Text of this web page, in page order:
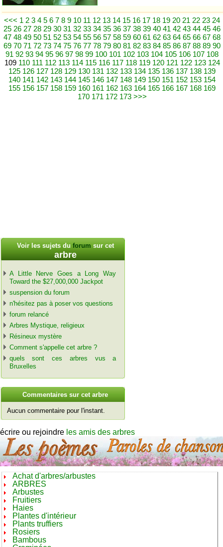
<<< 1 2 3 4 5 6 7 8 9 10 11 12 13 14 15 16 17 18 19 20 21 22 23 24
25 26 27 28 29 30 31 32 33 34 35 36 37 38 39 40 41 42 43 44 45 46
47 48 49 50 51 52 53 54 55 56 57 58 59 60 61 62 63 64 65 66 67 68
69 70 71 72 73 74 75 76 77 78 79 80 81 82 83 84 85 86 87 88 89 90
91 92 93 94 95 96 97 98 99 100 101 102 103 104 105 106 107 108
109 110 111 112 113 114 115 116 117 118 119 120 121 122 123 124
125 126 127 128 129 130 131 132 133 134 135 136 137 138 139
140 141 142 143 144 145 146 147 148 149 150 151 152 153 154
155 156 157 158 159 160 161 162 163 164 165 166 167 168 169
170 171 172 173 >>>
Voir les sujets du forum sur cet
arbre
A Little Nerve Goes a Long Way
Toward the $27,000,000 Jackpot
suspension du forum
n'hésitez pas à poser vos questions
forum relancé
Arbres Mystique, religieux
Résineux mystère
Comment s'appelle cet arbre ?
quels sont ces arbres vus a
Bruxelles
Commentaires sur cet arbre
Aucun commentaire pour l'instant.
écrire ou rejoindre les amis des arbres
Achat d'arbres/arbustes
ARBRES
Arbustes
Fruitiers
Haies
Plantes d'intérieur
Plants truffiers
Rosiers
Bambous